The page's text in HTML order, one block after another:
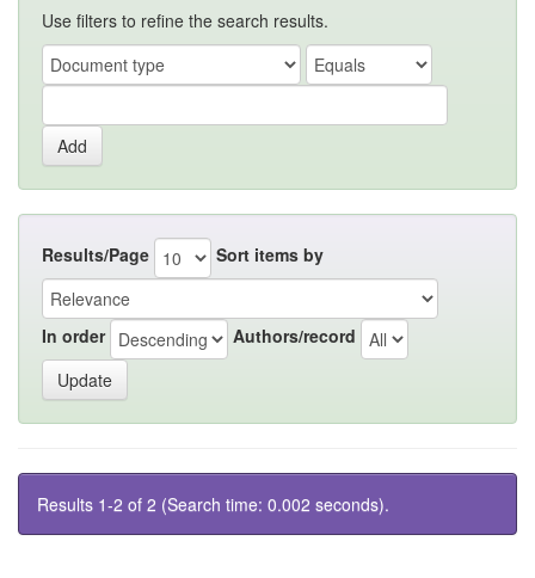
Use filters to refine the search results.
Results/Page Sort items by
In order Authors/record
Results 1-2 of 2 (Search time: 0.002 seconds).